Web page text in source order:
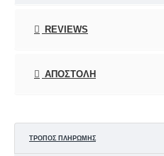
REVIEWS
ΑΠΟΣΤΟΛΉ
ΤΡΌΠΟΣ ΠΛΗΡΩΜΉΣ